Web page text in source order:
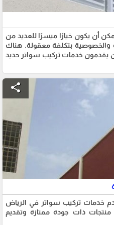
أن يكون خيارًا ميسرًا للعديد من
والخصوصية بتكلفة معقولة. هناك
يقدمون خدمات تركيب سواتر حديد
share
خدمات تركيب سواتر في الرياض
منتجات ذات جودة ممتازة وتقديم